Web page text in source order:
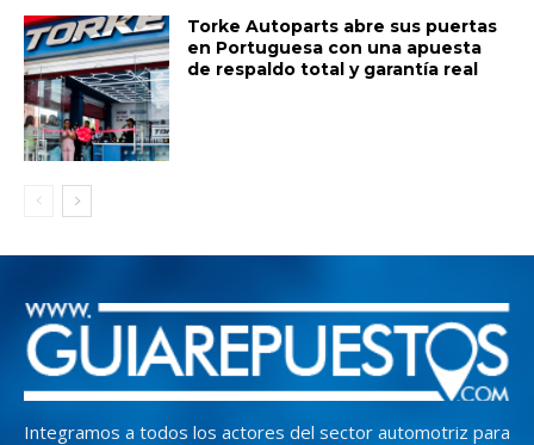
Torke Autoparts abre sus puertas
en Portuguesa con una apuesta
de respaldo total y garantía real
Integramos a todos los actores del sector automotriz para